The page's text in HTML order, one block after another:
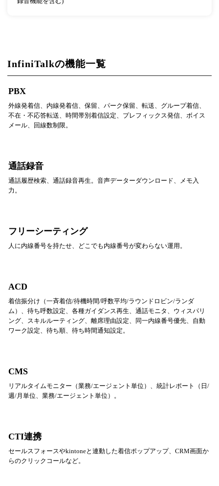
InfiniTalkの機能一覧
PBX
外線発着信、内線発着信、保留、パーク保留、転送、グループ着信、
不在・不応答転送、時間帯別着信設定、プレフィックス発信、ボイス
メール、回線数制限。
通話録音
通話履歴検索、通話録音再生。音声データーダウンロード、メモ入
力。
フリーシーティング
人に内線番号を持たせ、どこでも内線番号が変わらない運用。
ACD
着信振分け（一斉着信/待機時間/呼数平均/ラウンドロビン/ランダ
ム）、待ち呼数設定、各種ガイダンス再生、通話モニタ、ウィスパリ
ング、スキルルーティング、離席理由設定、同一内線番号優先、自動
ワーク設定、待ち順、待ち時間通知設定。
CMS
リアルタイムモニター（業務/エージェント単位）、統計レポート（日/
週/月単位、業務/エージェント単位）。
CTI連携
セールスフォースやkintoneと連動した着信ポップアップ、CRM画面か
らのクリックコールなど。